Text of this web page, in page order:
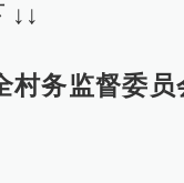
↓↓
村务监督委员